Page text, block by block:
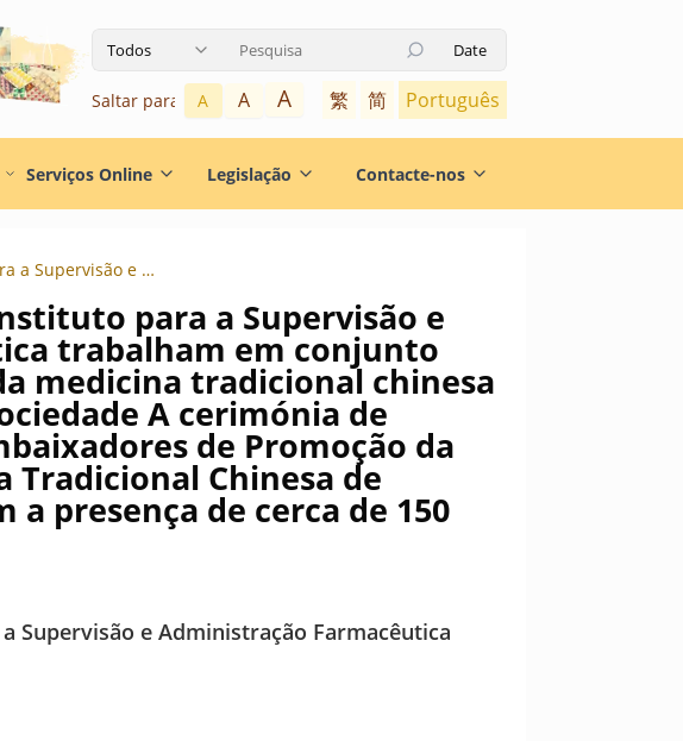
Todos
Utilize as teclas de seta para cima e para baixo para navegar
Date
Saltar para o conteúdo
A A A 繁 简 Português
Serviços Online Legislação Contacte-nos
Os Serviços de Saúde e o Instituto para a Supervisão e Administração Farmacêutica trabalham em conjunto para promover a cultura da medicina tradicional chinesa em todos os sectores da sociedade A cerimónia de lançamento do &#8220;Embaixadores de Promoção da Saúde através da Medicina Tradicional Chinesa de Macau&#8221; contou com a presença de cerca de 150 pessoas
para a Supervisão e
trabalham em conjunto
medicina tradicional chinesa
A cerimónia de
de Promoção da
Tradicional Chinesa de
a presença de cerca de 150
Supervisão e Administração Farmacêutica